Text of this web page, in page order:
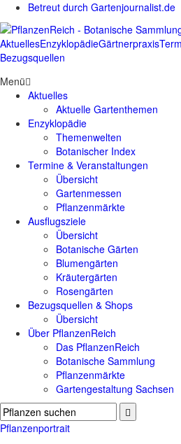
Betreut durch Gartenjournalist.de
AktuellesEnzyklopädieGärtnerpraxis
Bezugsquellen
Menü
Aktuelles
Aktuelle Gartenthemen
Enzyklopädie
Themenwelten
Botanischer Index
Termine & Veranstaltungen
Übersicht
Gartenmessen
Pflanzenmärkte
Ausflugsziele
Übersicht
Botanische Gärten
Blumengärten
Kräutergärten
Rosengärten
Bezugsquellen & Shops
Übersicht
Über PflanzenReich
Das PflanzenReich
Botanische Sammlung
Pflanzenmärkte
Gartengestaltung Sachsen
Pflanzenportrait